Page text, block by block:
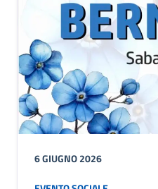
6 GIUGNO 2026